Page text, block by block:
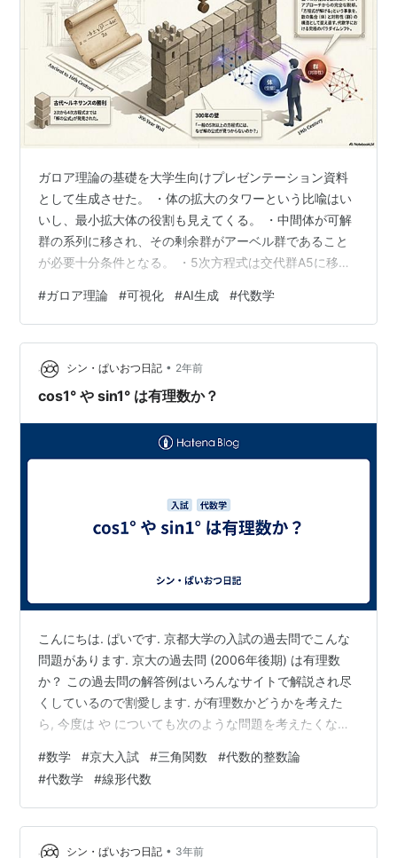
ガロア理論の基礎を大学生向けプレゼンテーション資料
として生成させた。 ・体の拡大のタワーという比喩はい
いし、最小拡大体の役割も見えてくる。 ・中間体が可解
群の系列に移され、その剰余群がアーベル群であること
が必要十分条件となる。 ・5次方程式は交代群A5に移さ
いないのですが拡大体の塔は冪根を追加したもの。つま
り、冪根の組合せでは5次以上の方程式は解けないという
主張です。代数的に解けないけれども解析的な関数を持
ち込むと解ける（エルミートが5次方程式を解いていま
す！） ウーム、 AI生成のこのビジュアルはもっとも「可
#ガロア理論 #可視化 #AI生成 #代数学
シン・ぱいおつ日記 • 2年前
cos1° や sin1° は有理数か？
こんにちは. ぱいです. 京都大学の入試の過去問でこんな
問題があります. 京大の過去問 (2006年後期) は有理数
か？ この過去問の解答例はいろんなサイトで解説され尽
くしているので割愛します. が有理数かどうかを考えた
ら, 今度は や についても次のような問題を考えたくなる
問題について, 代数的整数論を使ったスマートな解き方を
思いついたので, その解き方を解説します. なお, 代数的整
数論を知らない人にも分かるように解説しますので, 知ら
ない人も安心して読んでください♪
#数学 #京大入試 #三角関数 #代数的整数論
#代数学 #線形代数
シン・ぱいおつ日記 • 3年前